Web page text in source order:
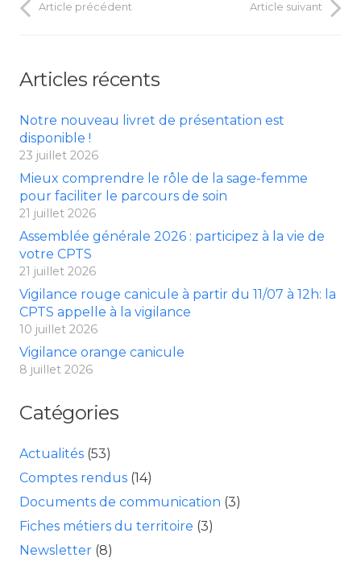
Article précédent Article suivant
Articles récents
Notre nouveau livret de présentation est
disponible !
23 juillet 2026
Mieux comprendre le rôle de la sage-femme
pour faciliter le parcours de soin
21 juillet 2026
Assemblée générale 2026 : participez à la vie de
votre CPTS
21 juillet 2026
Vigilance rouge canicule à partir du 11/07 à 12h: la
CPTS appelle à la vigilance
10 juillet 2026
Vigilance orange canicule
8 juillet 2026
Catégories
Actualités (53)
Comptes rendus (14)
Documents de communication (3)
Fiches métiers du territoire (3)
Newsletter (8)